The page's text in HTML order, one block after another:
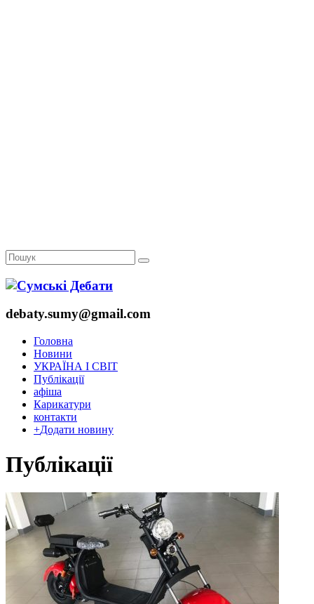
debaty.sumy@gmail.com
Головна
Новини
УКРАЇНА І СВІТ
Публікації
афіша
Карикатури
контакти
+Додати новину
Публікації